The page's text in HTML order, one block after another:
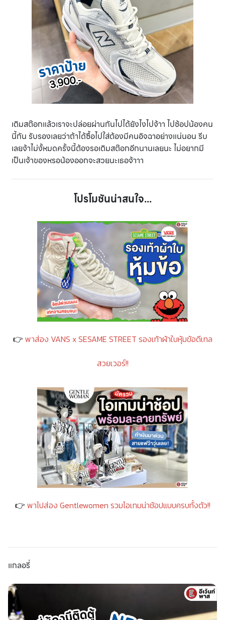
เติมสต๊อกแล้วเราจะปล่อยผ่านกันไปได้ยังไงไปจ้าา ไปช้อปน้องคน
นี้กัน รับรองเลยว่าถ้าได้ซื้อไปใส่ต้องมีคนอิจฉาอย่างแน่นอน รีบ
เลยจ้าไม่งั้หมดครั้งนี้ต้องรอเติมสต๊อกอีกนานเลยนะ ไม่อยากมี
เป็นเจ้าของหรอน้องออกจะสวยนะเธอจ้าาา
โปรโมชันน่าสนใจ...
👉 พาส่อง VANS x SESAME STREET รองเท้าผ้าใบหุ้มข้อดีเทล
สวยเวอร์!!
👉 พาไปส่อง Gentlewomen รวมไอเทมน่าช้อปแบบครบทั้งตัว!!
แกลอรี่